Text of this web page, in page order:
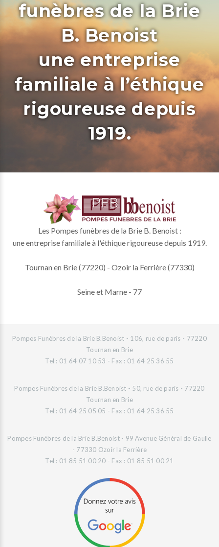
funèbres de la Brie
B. Benoist
une entreprise
familiale à l’éthique
rigoureuse depuis
1919.
Les Pompes funèbres de la Brie B. Benoist :
une entreprise familiale à l'éthique rigoureuse depuis 1919.
Tournan en Brie (77220) - Ozoir la Ferrière (77330)
Seine et Marne - 77
Pompes Funèbres de la Brie B.Benoist - 106, rue de paris - 77220
Tournan en Brie
Tel : 01 64 07 10 53 - Fax : 01 64 25 36 55
Pompes Funèbres de la Brie B.Benoist - 50, rue de paris - 77220
Tournan en Brie
Tel : 01 64 25 05 05 - Fax : 01 64 25 36 55
Pompes Funèbres de la Brie B.Benoist - 99 Avenue Général de Gaulle
- 77330 Ozoir la Ferrière
Tel : 01 85 51 00 20 - Fax : 01 85 51 00 21